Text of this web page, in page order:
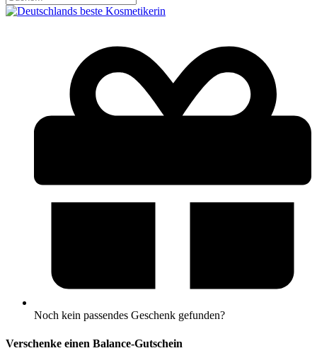
Noch kein passendes Geschenk gefunden?
Verschenke einen Balance-Gutschein